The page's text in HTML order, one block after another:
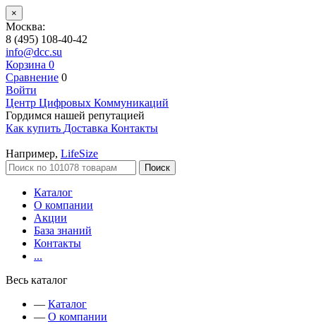
×
Москва:
8 (495) 108-40-42
info@dcc.su
Корзина 0
Сравнение 0
Войти
Центр Цифровых Коммуникаций
Гордимся нашей репутацией
Как купить Доставка Контакты
Например, LifeSize
Поиск
Каталог
О компании
Акции
База знаний
Контакты
...
Весь каталог
— Каталог
— О компании